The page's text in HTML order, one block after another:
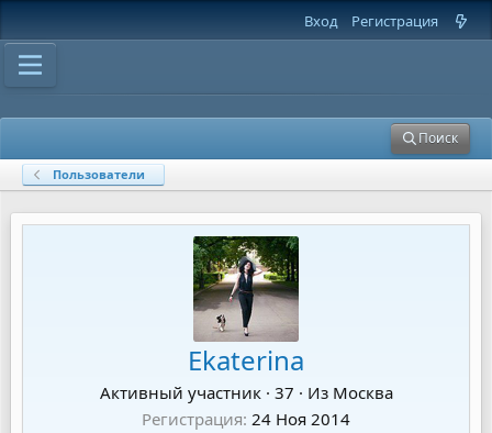
Вход Регистрация
Поиск
Пользователи
Ekaterina
Активный участник · 37 · Из Москва
Регистрация 24 Ноя 2014